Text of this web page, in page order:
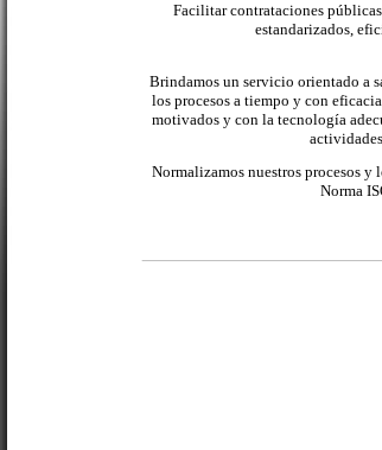
Facilitar contrataciones
estandarizados,
Brindamos un servicio orientado a
los procesos a tiempo y con
motivados y con la tecnología
Normalizamos nuestros procesos y
Norma